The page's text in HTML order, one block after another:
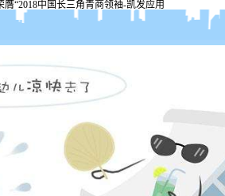
“2018中国长三角青商领袖-凯发应用